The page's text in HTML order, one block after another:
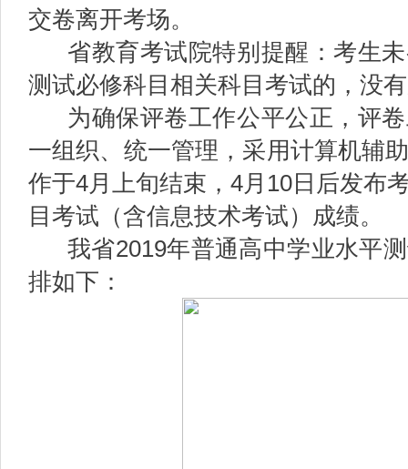
交卷离开考场。
省教育考试院特别提醒：考生
测试必修科目相关科目考试的，没
为确保评卷工作公平公正，评
一组织、统一管理，采用计算机辅
作于4月上旬结束，4月10日后发布
目考试（含信息技术考试）成绩。
我省2019年普通高中学业水平
排如下：